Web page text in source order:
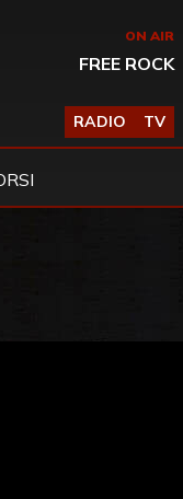
ON AIR
FREE ROCK
RADIO TV